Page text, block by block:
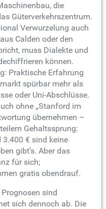
die
Güterverkehrszentrum.
Verwurzelung auch
Calden oder den
muss Dialekte und
können.
Praktische Erfahrung
spürbar mehr als
oder Uni-Abschlüsse.
ohne „Stanford im
übernehmen –
Gehaltssprung:
3.400 € sind keine
gibt’s. Aber das
für sich;
gratis obendrauf.
sind
sich dennoch ab. Die